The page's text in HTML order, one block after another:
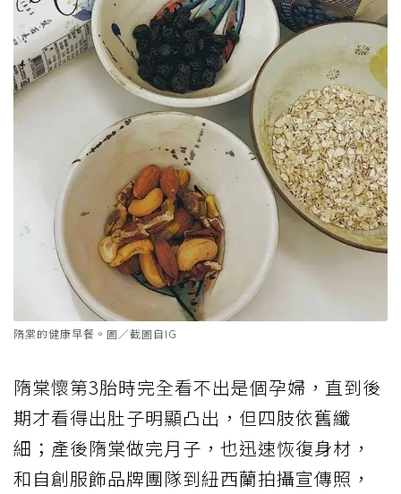
隋棠的健康早餐。圖／截圖自IG
隋棠懷第3胎時完全看不出是個孕婦，直到後
期才看得出肚子明顯凸出，但四肢依舊纖
細；產後隋棠做完月子，也迅速恢復身材，
和自創服飾品牌團隊到紐西蘭拍攝宣傳照，